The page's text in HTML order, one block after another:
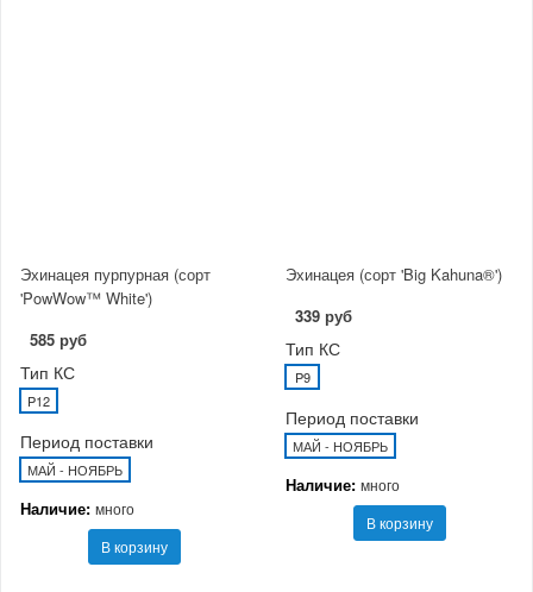
Эхинацея пурпурная (сорт
'PowWow™ White')
585 руб
Тип КС
P12
Период поставки
МАЙ - НОЯБРЬ
Наличие: много
В корзину
Эхинацея (сорт 'Big Kahuna®')
339 руб
Тип КС
P9
Период поставки
МАЙ - НОЯБРЬ
Наличие: много
В корзину